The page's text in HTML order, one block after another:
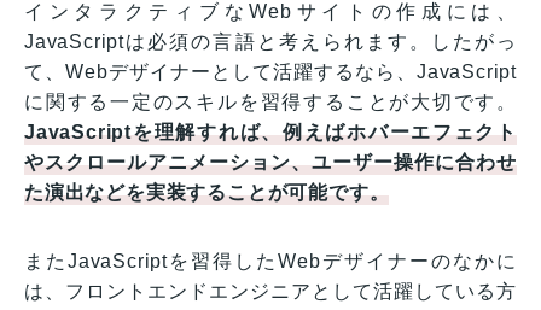
インタラクティブなWebサイトの作成には、
JavaScriptは必須の言語と考えられます。したがっ
て、Webデザイナーとして活躍するなら、JavaScript
に関する一定のスキルを習得することが大切です。
JavaScriptを理解すれば、例えばホバーエフェクト
やスクロールアニメーション、ユーザー操作に合わせ
た演出などを実装することが可能です。
またJavaScriptを習得したWebデザイナーのなかに
は、フロントエンドエンジニアとして活躍している方